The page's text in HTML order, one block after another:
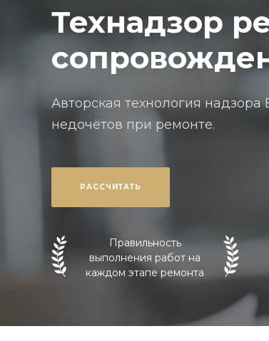
Технадзор
Авторская технология
недочётов при ремонте.
РАССЧИТАТЬ
Правильность
выполнения работ на
каждом этапе ремонта